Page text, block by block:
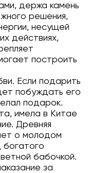
держа камень
решения,
несущей
действиях,
построить
Если подарить
побуждать его
подарок.
имела в Китае
Древняя
о молодом
богатого
бабочкой.
за